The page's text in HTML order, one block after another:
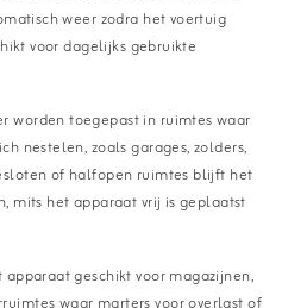
weer zodra het voertuig
voor dagelijks gebruikte
worden toegepast in ruimtes waar
nestelen, zoals garages, zolders,
of halfopen ruimtes blijft het
mits het apparaat vrij is geplaatst
geschikt voor magazijnen,